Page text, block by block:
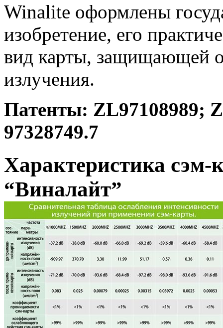
Winalite оформлены
изобретение, его
вид карты, защищающей
излучения.
Патенты: ZL97108989;
97328749.7
Характеристика
“Виналайт”